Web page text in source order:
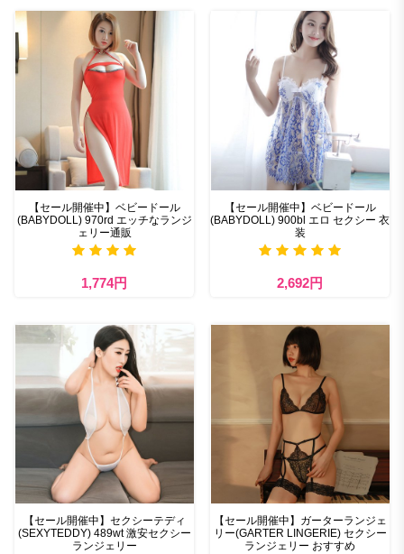
【セール開催中】ベビードール
(BABYDOLL) 970rd エッチなランジ
ェリー通販
1,774円
【セール開催中】ベビードール
(BABYDOLL) 900bl エロ セクシー 衣
装
2,692円
【セール開催中】セクシーテディ
(SEXYTEDDY) 489wt 激安セクシー
ランジェリー
【セール開催中】ガーターランジェ
リー(GARTER LINGERIE) セクシー
ランジェリー おすすめ